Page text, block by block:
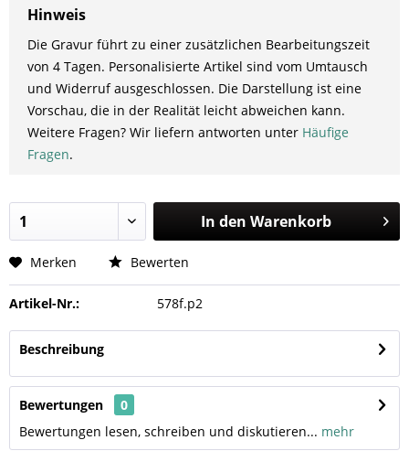
Hinweis
Die Gravur führt zu einer zusätzlichen Bearbeitungszeit
von 4 Tagen. Personalisierte Artikel sind vom Umtausch
und Widerruf ausgeschlossen. Die Darstellung ist eine
Vorschau, die in der Realität leicht abweichen kann.
Weitere Fragen? Wir liefern antworten unter Häufige
Fragen.
In den Warenkorb
Merken Bewerten
Artikel-Nr.: 578f.p2
Beschreibung
Bewertungen
0
Bewertungen lesen, schreiben und diskutieren... mehr